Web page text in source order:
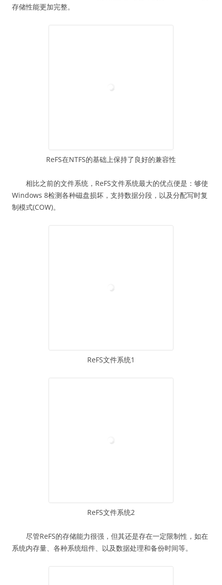
存储性能更加完整。
ReFS在NTFS的基础上保持了良好的兼容性
相比之前的文件系统，ReFS文件系统最大的优点便是：够使
Windows 8检测各种磁盘损坏，支持数据分段，以及分配写时复
制模式(COW)。
ReFS文件系统1
ReFS文件系统2
尽管ReFS的存储能力很强，但其还是存在一定限制性，如在
系统内存量、各种系统组件、以及数据处理和备份时间等。